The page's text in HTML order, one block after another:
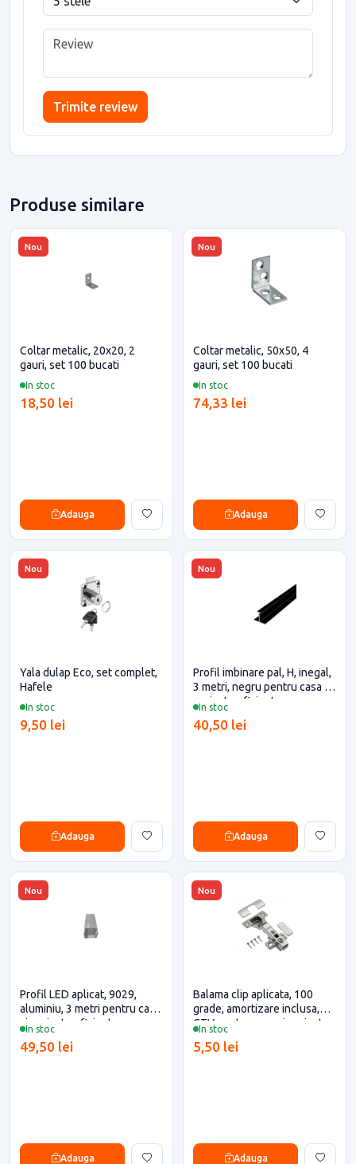
Trimite review
Produse similare
Nou
In stoc
Coltar metalic, 20x20, 2
gauri, set 100 bucati
18,50 lei
Adauga
Nou
In stoc
Coltar metalic, 50x50, 4
gauri, set 100 bucati
74,33 lei
Adauga
Nou
In stoc
Yala dulap Eco, set complet,
Hafele
9,50 lei
Adauga
Nou
In stoc
Profil imbinare pal, H, inegal,
3 metri, negru pentru casa si
proiecte eficiente
40,50 lei
Adauga
Nou
In stoc
Profil LED aplicat, 9029,
aluminiu, 3 metri pentru casa
si proiecte eficiente
49,50 lei
Adauga
Nou
In stoc
Balama clip aplicata, 100
grade, amortizare inclusa,
GTV pentru casa si proiecte
5,50 lei
Adauga